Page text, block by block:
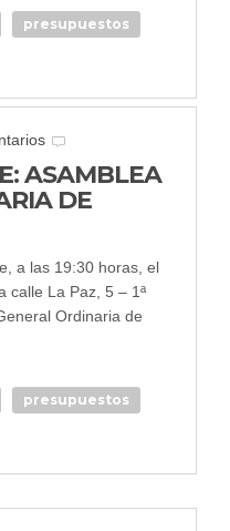
presupuestos
ASAMBLEA
DE
a las 19:30 horas, el
calle La Paz, 5 – 1ª
Ordinaria de
presupuestos